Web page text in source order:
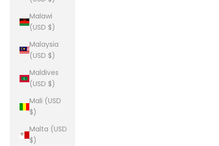
Malawi
(USD $)
Malaysia
(USD $)
Maldives
(USD $)
Mali (USD
$)
Malta (USD
$)